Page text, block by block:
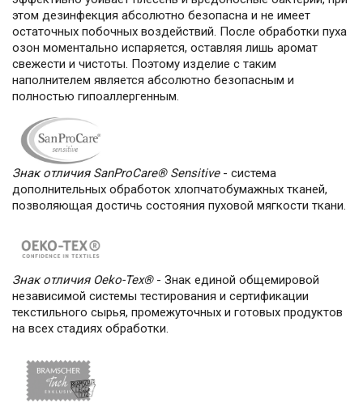
этом дезинфекция абсолютно безопасна и не имеет
остаточных побочных воздействий. После обработки пуха
озон моментально испаряется, оставляя лишь аромат
свежести и чистоты. Поэтому изделие с таким
наполнителем является абсолютно безопасным и
полностью гипоаллергенным.
Знак отличия SanProCare® Sensitive - система
дополнительных обработок хлопчатобумажных тканей,
позволяющая достичь состояния пуховой мягкости ткани.
Знак отличия Oeko-Tex® - Знак единой общемировой
независимой системы тестирования и сертификации
текстильного сырья, промежуточных и готовых продуктов
на всех стадиях обработки.